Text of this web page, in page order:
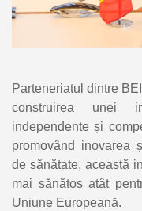
Parteneriatul dintre
construirea unei
independente și
promovând inovarea
de sănătate, această
mai sănătos atât
Uniune Europeană.